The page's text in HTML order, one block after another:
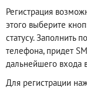
Регистрация
этого выберите
статусу. Заполнить
телефона, придет
дальнейшего входа
Для регистрации